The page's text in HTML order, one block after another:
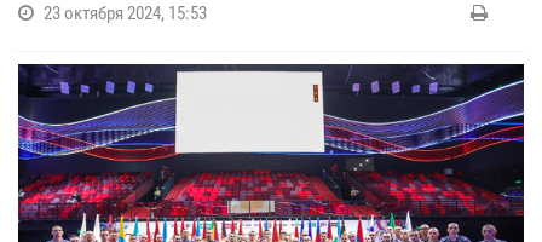
23 октября 2024, 15:53